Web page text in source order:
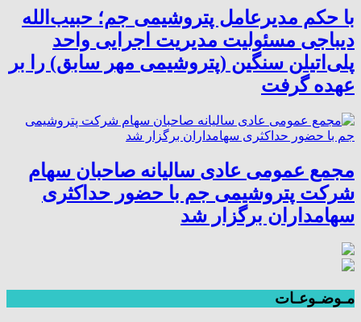
با حکم مدیرعامل پتروشیمی جم؛ حبیب‌الله
دیباجی مسئولیت مدیریت اجرایی واحد
پلی‌اتیلن سنگین (پتروشیمی مهر سابق) را بر
عهده گرفت
مجمع عمومی عادی سالیانه صاحبان سهام
شرکت پتروشیمی جم با حضور حداکثری
سهامداران برگزار شد
مـوضـوعـات